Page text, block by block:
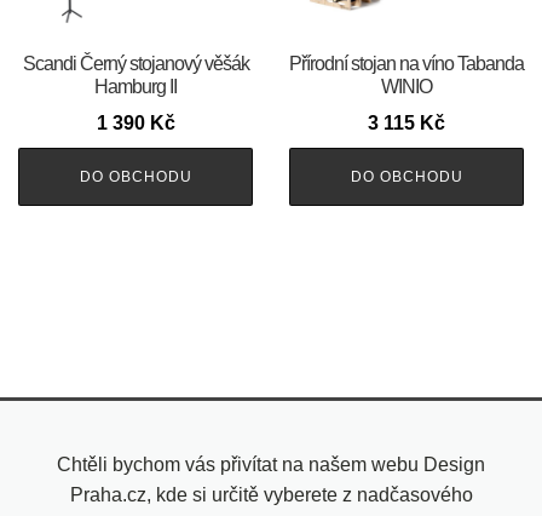
Scandi Černý stojanový věšák
Hamburg II
1 390 Kč
DO OBCHODU
Přírodní stojan na víno Tabanda
WINIO
3 115 Kč
DO OBCHODU
Chtěli bychom vás přivítat na našem webu Design
Praha.cz, kde si určitě vyberete z nadčasového